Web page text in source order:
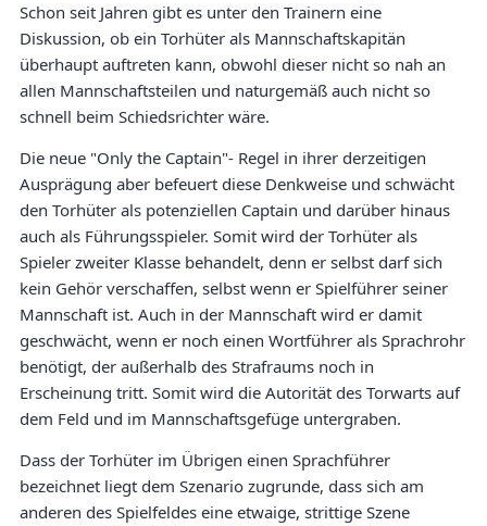
Schon seit Jahren gibt es unter den Trainern eine
Diskussion, ob ein Torhüter als Mannschaftskapitän
überhaupt auftreten kann, obwohl dieser nicht so nah an
allen Mannschaftsteilen und naturgemäß auch nicht so
schnell beim Schiedsrichter wäre.
Die neue "Only the Captain"- Regel in ihrer derzeitigen
Ausprägung aber befeuert diese Denkweise und schwächt
den Torhüter als potenziellen Captain und darüber hinaus
auch als Führungsspieler. Somit wird der Torhüter als
Spieler zweiter Klasse behandelt, denn er selbst darf sich
kein Gehör verschaffen, selbst wenn er Spielführer seiner
Mannschaft ist. Auch in der Mannschaft wird er damit
geschwächt, wenn er noch einen Wortführer als Sprachrohr
benötigt, der außerhalb des Strafraums noch in
Erscheinung tritt. Somit wird die Autorität des Torwarts auf
dem Feld und im Mannschaftsgefüge untergraben.
Dass der Torhüter im Übrigen einen Sprachführer
bezeichnet liegt dem Szenario zugrunde, dass sich am
anderen des Spielfeldes eine etwaige, strittige Szene